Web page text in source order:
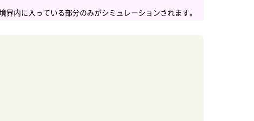
内に入っている部分のみがシミュレーションされます。